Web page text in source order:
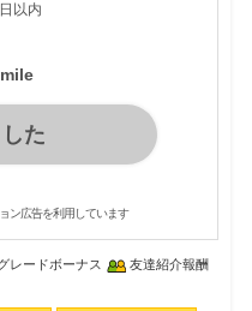
以内
た
ン広告を利用しています
レードボーナス 友達紹介報酬